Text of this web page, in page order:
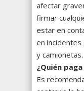
afectar
firmar
estar en
en
y camionetas.
¿Quién
Es